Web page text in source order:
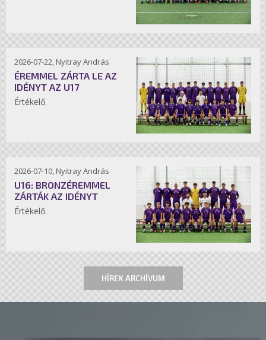
2026-07-22, Nyitray András
ÉREMMEL ZÁRTA LE AZ
IDÉNYT AZ U17
Értékelő.
2026-07-10, Nyitray András
U16: BRONZÉREMMEL
ZÁRTÁK AZ IDÉNYT
Értékelő.
HÍREK ARCHÍVUM